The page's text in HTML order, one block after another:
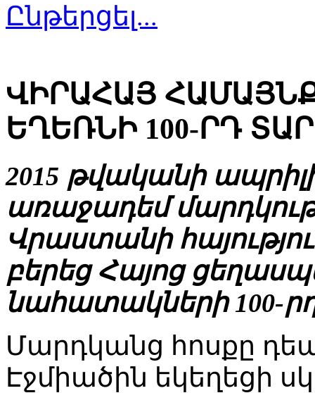
Ընթերցել...
ՎԻՐԱՀԱՅ
ԵՂԵՌՆԻ 100-ՐԴ
2015 թվականի
առաջադեմ
Վրաստանի
բերեց Հայոց
նահատակների 100-
Մարդկանց հոսքը
Էջմիածին եկեղեցի